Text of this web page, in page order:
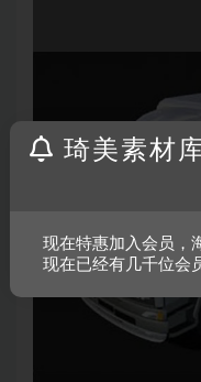
琦美素材
现在特惠加入会员，
现在已经有几千位会